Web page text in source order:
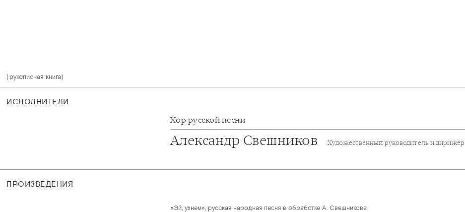
(рукописная книга)
ИСПОЛНИТЕЛИ
Хор русской песни
Александр Свешников Художественный руководитель и дирижер
ПРОИЗВЕДЕНИЯ
«Эй, ухнем», русская народная песня в обработке А. Свешникова